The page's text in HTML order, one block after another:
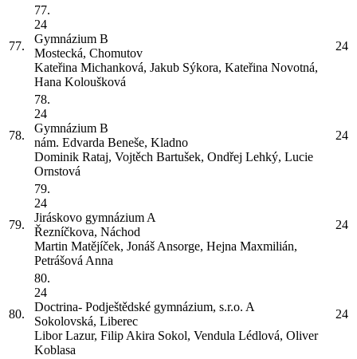
77.
77.
24
Gymnázium B
Mostecká, Chomutov
Kateřina Michanková, Jakub Sýkora, Kateřina Novotná,
Hana Koloušková
24
78.
78.
24
Gymnázium B
nám. Edvarda Beneše, Kladno
Dominik Rataj, Vojtěch Bartušek, Ondřej Lehký, Lucie
Ornstová
24
79.
79.
24
Jiráskovo gymnázium A
Řezníčkova, Náchod
Martin Matějíček, Jonáš Ansorge, Hejna Maxmilián,
Petrášová Anna
24
80.
80.
24
Doctrina- Podještědské gymnázium, s.r.o. A
Sokolovská, Liberec
Libor Lazur, Filip Akira Sokol, Vendula Lédlová, Oliver
Koblasa
24